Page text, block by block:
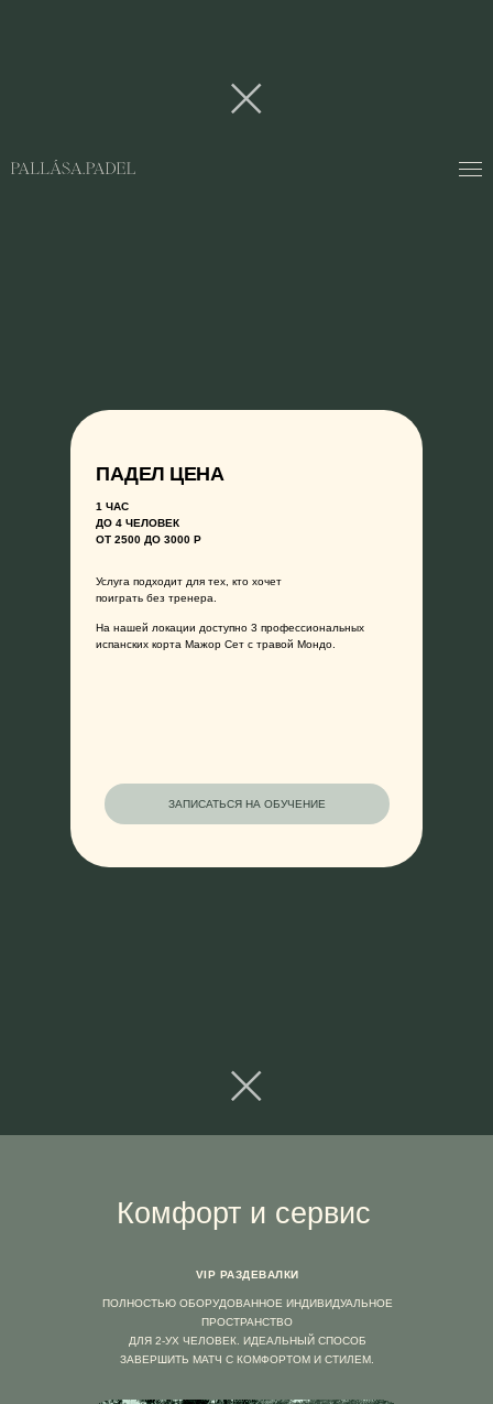
ПАДЕЛ ЦЕНА
ЗАПИСАТЬСЯ НА ОБУЧЕНИЕ
На нашей локации доступно 3 профессиональных
испанских корта Мажор Сет с травой Мондо.
Услуга подходит для тех, кто хочет
поиграть без тренера.
1 ЧАС
ДО 4 ЧЕЛОВЕК
ОТ 2500 ДО 3000 Р
VIP РАЗДЕВАЛКИ
Комфорт и сервис
ПОЛНОСТЬЮ ОБОРУДОВАННОЕ ИНДИВИДУАЛЬНОЕ
ПРОСТРАНСТВО
ДЛЯ 2-УХ ЧЕЛОВЕК. ИДЕАЛЬНЫЙ СПОСОБ
ЗАВЕРШИТЬ МАТЧ С КОМФОРТОМ И СТИЛЕМ.